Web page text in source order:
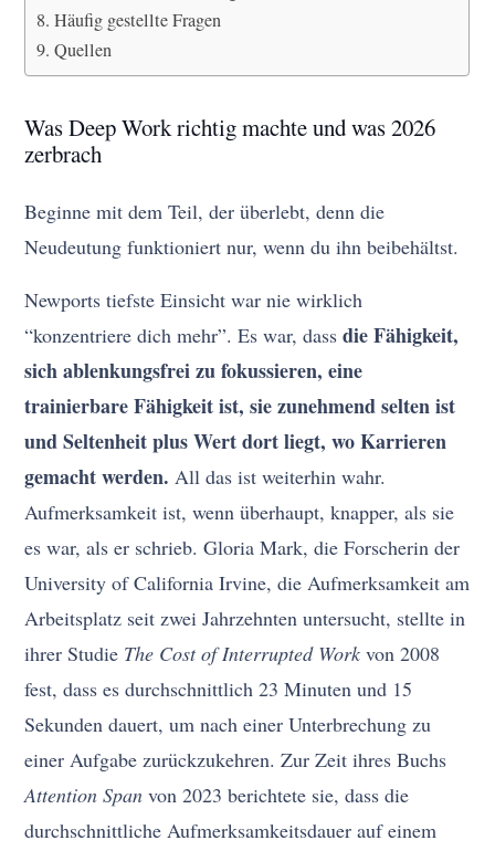
Häufig gestellte Fragen
Quellen
Was Deep Work richtig machte und was 2026
zerbrach
Beginne mit dem Teil, der überlebt, denn die
Neudeutung funktioniert nur, wenn du ihn beibehältst.
Newports tiefste Einsicht war nie wirklich
“konzentriere dich mehr”. Es war, dassdie Fähigkeit,
sich ablenkungsfrei zu fokussieren, eine
trainierbare Fähigkeit ist, sie zunehmend selten ist
und Seltenheit plus Wert dort liegt, wo Karrieren
gemacht werden. All das ist weiterhin wahr.
Aufmerksamkeit ist, wenn überhaupt, knapper, als sie
es war, als er schrieb. Gloria Mark, die Forscherin der
University of California Irvine, die Aufmerksamkeit am
Arbeitsplatz seit zwei Jahrzehnten untersucht, stellte in
ihrer Studie The Cost of Interrupted Work von 2008
fest, dass es durchschnittlich 23 Minuten und 15
Sekunden dauert, um nach einer Unterbrechung zu
einer Aufgabe zurückzukehren. Zur Zeit ihres Buchs
Attention Span von 2023 berichtete sie, dass die
durchschnittliche Aufmerksamkeitsdauer auf einem